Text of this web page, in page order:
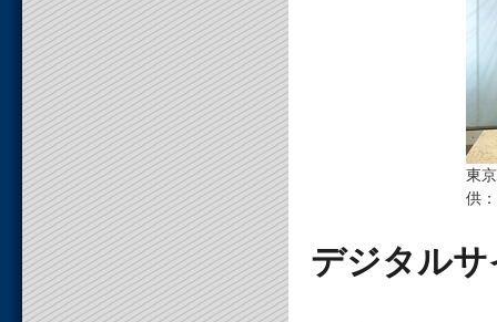
東
供
デジタル